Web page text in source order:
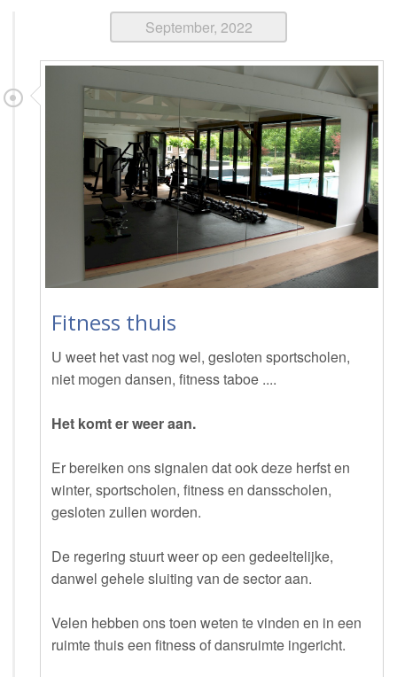
September, 2022
Fitness thuis
U weet het vast nog wel, gesloten sportscholen,
niet mogen dansen, fitness taboe ....
Het komt er weer aan.
Er bereiken ons signalen dat ook deze herfst en
winter, sportscholen, fitness en dansscholen,
gesloten zullen worden.
De regering stuurt weer op een gedeeltelijke,
danwel gehele sluiting van de sector aan.
Velen hebben ons toen weten te vinden en in een
ruimte thuis een fitness of dansruimte ingericht.